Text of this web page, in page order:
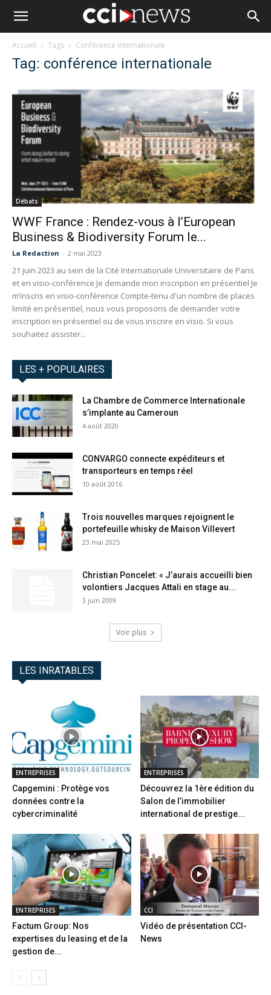
Accueil Tags Conférence internationale
Tag: conférence internationale
Débats
WWF France : Rendez-vous à l’European
Business & Biodiversity Forum le...
La Redaction - 2 mai 2023
21 juin 2023 au sein de la Cité Internationale Universitaire de Paris
et en visio-conférence Je demande mon inscription en présentiel Je
m’inscris en visio-conférence Compte-tenu d'un nombre de places
limité en présentiel, nous vous proposons de demander votre
inscription en présentiel ou de vous inscrire en visio. Si vous
souhaitez assister...
LES + POPULAIRES
La Chambre de Commerce Internationale
s’implante au Cameroun
4 août 2020
CONVARGO connecte expéditeurs et
transporteurs en temps réel
10 août 2016
Trois nouvelles marques rejoignent le
portefeuille whisky de Maison Villevert
23 mai 2025
Christian Poncelet: « J’aurais accueilli bien
volontiers Jacques Attali en stage au...
3 juin 2009
Voir plus
LES INRATABLES
ENTREPRISES
Capgemini : Protège vos
données contre la
cybercriminalité
ENTREPRISES
Découvrez la 1ère édition du
Salon de l’immobilier
international de prestige...
ENTREPRISES
Factum Group: Nos
expertises du leasing et de la
gestion de...
CCI
Vidéo de présentation CCI-
News